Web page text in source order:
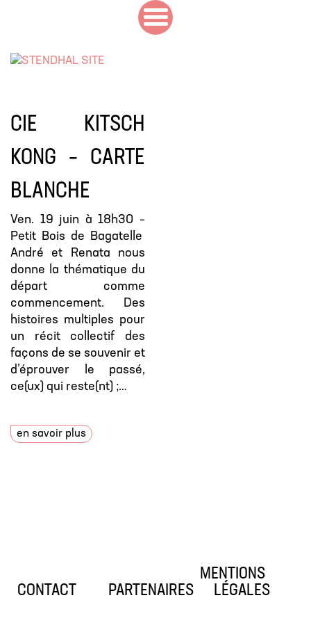
CIE KITSCH
KONG – CARTE
BLANCHE
Ven. 19 juin à 18h30 –
Petit Bois de Bagatelle
André et Renata nous
donne la thématique du
départ comme
commencement. Des
histoires multiples pour
un récit collectif des
façons de se souvenir et
d’éprouver le passé,
ce(ux) qui reste(nt) ;…
en savoir plus
CONTACT PARTENAIRES
MENTIONS
LÉGALES